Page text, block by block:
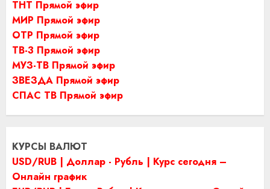
ТНТ Прямой эфир
МИР Прямой эфир
ОТР Прямой эфир
ТВ-3 Прямой эфир
МУЗ-ТВ Прямой эфир
ЗВЕЗДА Прямой эфир
СПАС ТВ Прямой эфир
КУРСЫ ВАЛЮТ
USD/RUB | Доллар - Рубль | Курс сегодня –
Онлайн график